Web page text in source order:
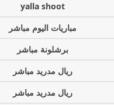
yalla shoot
مباريات اليوم مباشر
برشلونة مباشر
ريال مدريد مباشر
ريال مدريد مباشر